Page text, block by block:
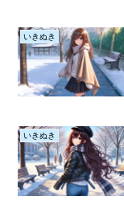
いきぬき
いきぬき